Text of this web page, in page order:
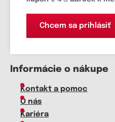
Chcem sa prihlásiť
Informácie o nákupe
Kontakt a pomoc
O nás
Kariéra